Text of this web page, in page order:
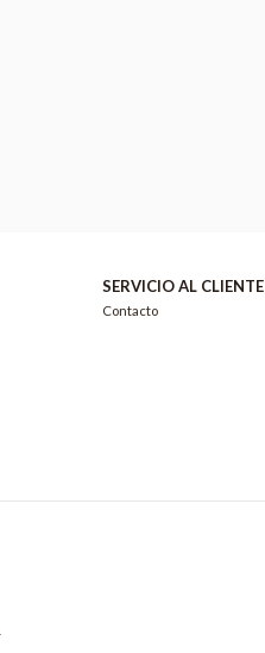
SERVICIO AL CLIENTE
Contacto